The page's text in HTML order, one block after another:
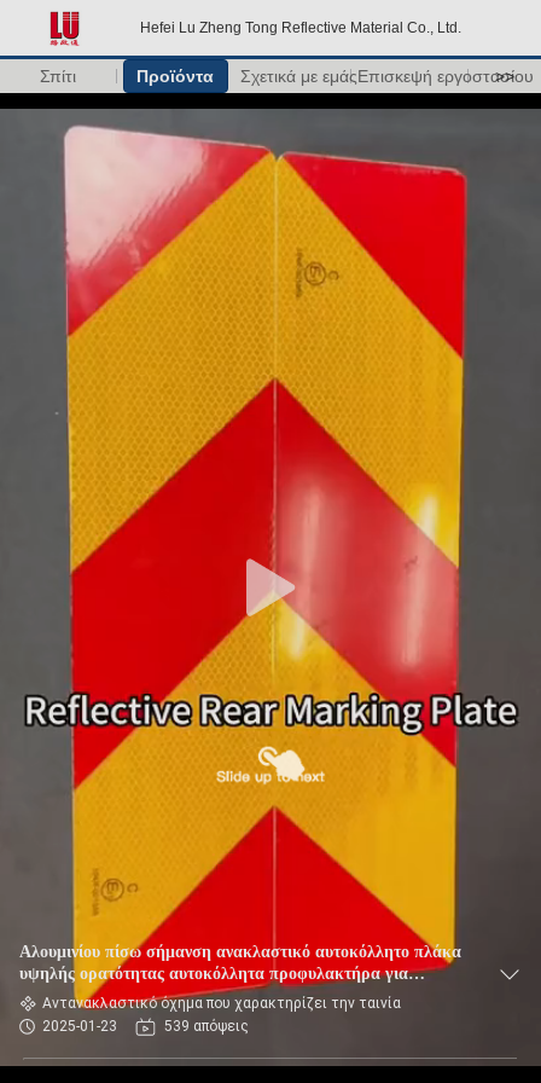
Hefei Lu Zheng Tong Reflective Material Co., Ltd.
Σπίτι Προϊόντα Σχετικά με εμάςΕπισκεψή εργοστασίου
>>
Αλουμινίου πίσω σήμανση ανακλαστικό αυτοκόλλητο πλάκα
υψηλής ορατότητας αυτοκόλλητα προφυλακτήρα για
αυτοκίνητο
Αντανακλαστικό όχημα που χαρακτηρίζει την ταινία
2025-01-23
539 απόψεις